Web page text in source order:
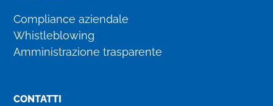
Compliance aziendale
Whistleblowing
Amministrazione trasparente
CONTATTI